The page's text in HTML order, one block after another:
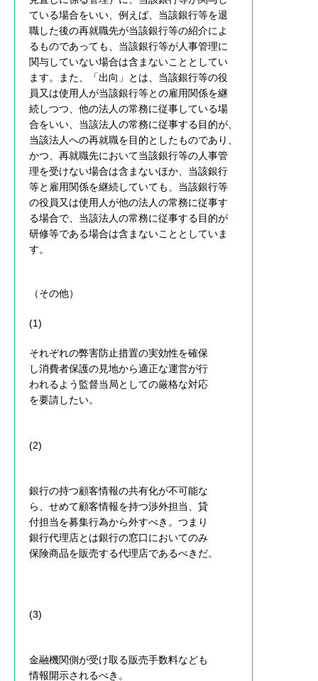
ている場合をいい、例えば、当該銀行等を退
職した後の再就職先が当該銀行等の紹介によ
るものであっても、当該銀行等が人事管理に
関与していない場合は含まないこととしてい
ます。また、「出向」とは、当該銀行等の役
員又は使用人が当該銀行等との雇用関係を継
続しつつ、他の法人の常務に従事している場
合をいい、当該法人の常務に従事する目的が、
当該法人への再就職を目的としたものであり、
かつ、再就職先において当該銀行等の人事管
理を受けない場合は含まないほか、当該銀行
等と雇用関係を継続していても、当該銀行等
の役員又は使用人が他の法人の常務に従事す
る場合で、当該法人の常務に従事する目的が
研修等である場合は含まないこととしていま
す。
（その他）
(1)
それぞれの弊害防止措置の実効性を確保
し消費者保護の見地から適正な運営が行
われるよう監督当局としての厳格な対応
を要請したい。
(2)
銀行の持つ顧客情報の共有化が不可能な
ら、せめて顧客情報を持つ渉外担当、貸
付担当を募集行為から外すべき。つまり
銀行代理店とは銀行の窓口においてのみ
保険商品を販売する代理店であるべきだ。
(3)
金融機関側が受け取る販売手数料なども
情報開示されるべき。